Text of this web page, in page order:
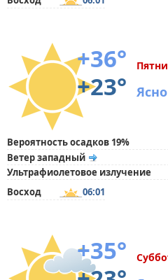
+36°
+23°
Ясно
Вероятность осадков 19%
Ветер западный
Ультрафиолетовое излучение
Восход
06:01
+35°